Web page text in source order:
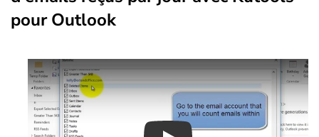
pour Outlook